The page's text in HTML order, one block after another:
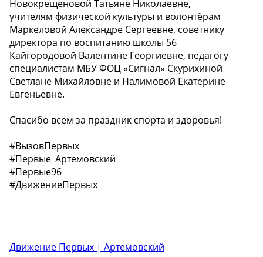
Новокрещеновой Татьяне Николаевне,
учителям физической культуры и волонтёрам
Маркеловой Александре Сергеевне, советнику
директора по воспитанию школы 56
Кайгородовой Валентине Георгиевне, педагогу
специалистам МБУ ФОЦ «Сигнал» Скурихиной
Светлане Михайловне и Налимовой Екатерине
Евгеньевне.
Спасибо всем за праздник спорта и здоровья!
#ВызовПервых
#Первые_Артемовский
#Первые96
#ДвижениеПервых
Движение Первых | Артемовский